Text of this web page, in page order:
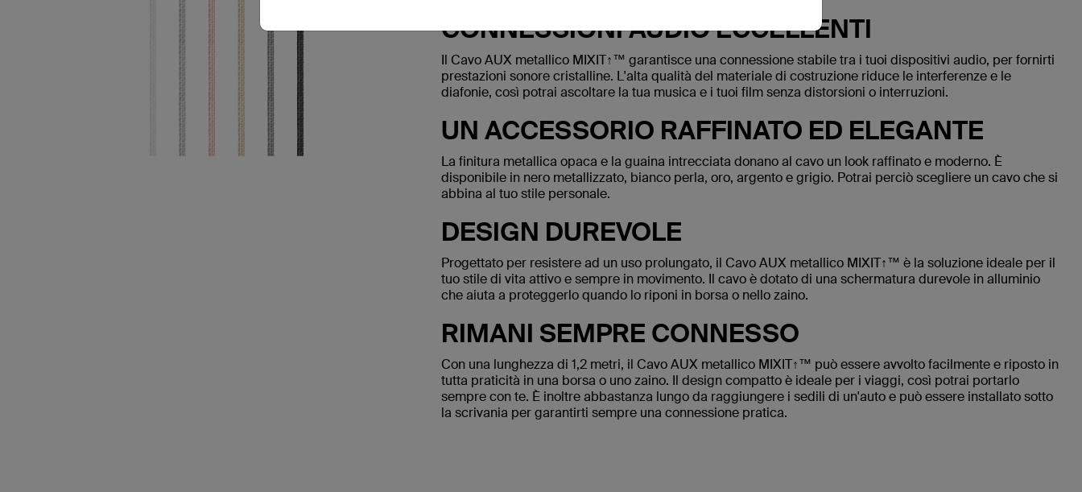
CONNESSIONI AUDIO ECCELLENTI
Il Cavo AUX metallico MIXIT↑™ garantisce una connessione stabile tra i tuoi dispositivi audio, per fornirti
prestazioni sonore cristalline. L'alta qualità del materiale di costruzione riduce le interferenze e le
diafonie, così potrai ascoltare la tua musica e i tuoi film senza distorsioni o interruzioni.
UN ACCESSORIO RAFFINATO ED ELEGANTE
La finitura metallica opaca e la guaina intrecciata donano al cavo un look raffinato e moderno. È
disponibile in nero metallizzato, bianco perla, oro, argento e grigio. Potrai perciò scegliere un cavo che si
abbina al tuo stile personale.
DESIGN DUREVOLE
Progettato per resistere ad un uso prolungato, il Cavo AUX metallico MIXIT↑™ è la soluzione ideale per il
tuo stile di vita attivo e sempre in movimento. Il cavo è dotato di una schermatura durevole in alluminio
che aiuta a proteggerlo quando lo riponi in borsa o nello zaino.
RIMANI SEMPRE CONNESSO
Con una lunghezza di 1,2 metri, il Cavo AUX metallico MIXIT↑™ può essere avvolto facilmente e riposto in
tutta praticità in una borsa o uno zaino. Il design compatto è ideale per i viaggi, così potrai portarlo
sempre con te. È inoltre abbastanza lungo da raggiungere i sedili di un'auto e può essere installato sotto
la scrivania per garantirti sempre una connessione pratica.